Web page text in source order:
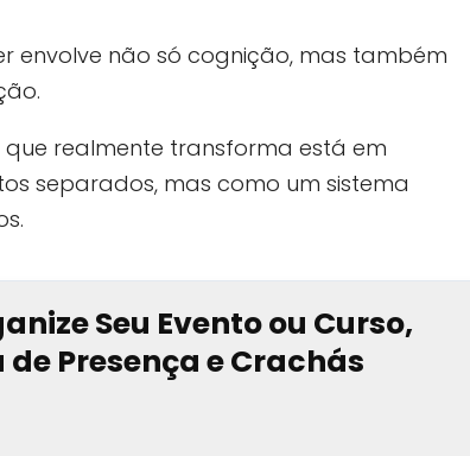
envolve não só cognição, mas também
realmente transforma está em
separados, mas como um sistema
Seu Evento ou Curso,
Presença e Crachás